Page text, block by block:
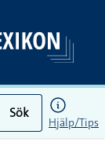
Sök
Hjälp/Tips